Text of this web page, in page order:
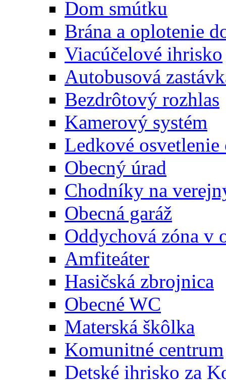
Dom smútku
Brána a oplotenie
Viacúčelové ihrisko
Autobusová
Bezdrôtový rozhlas
Kamerový systém
Ledkové osvetlenie
Obecný úrad
Chodníky na
Obecná garáž
Oddychová zóna v
Amfiteáter
Hasičská zbrojnica
Obecné WC
Materská škôlka
Komunitné centrum
Detské ihrisko za